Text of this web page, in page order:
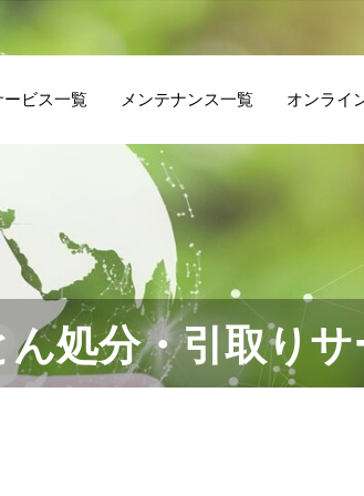
ービス一覧 メンテナンス一覧 オンライ
処分・引取り